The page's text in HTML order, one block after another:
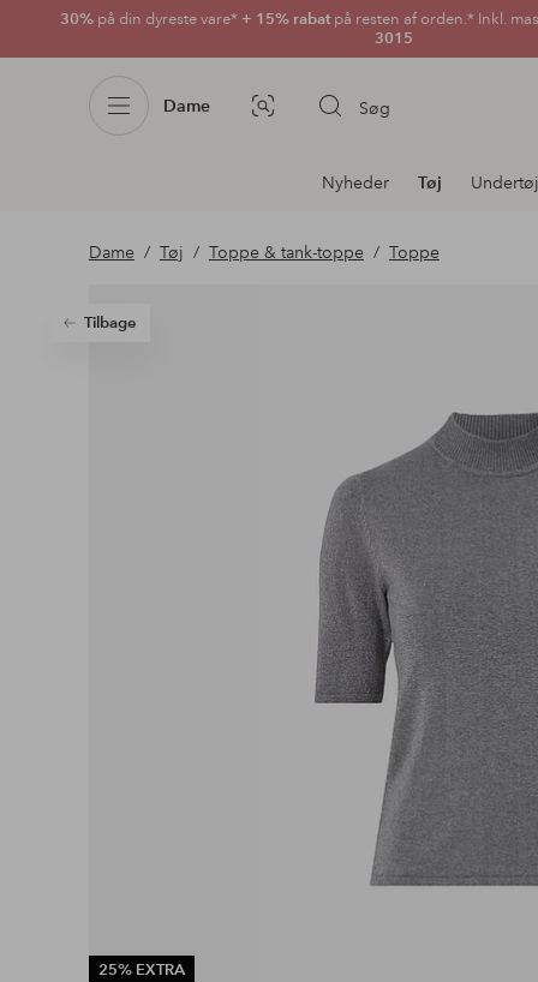
30% på din dyreste vare* + 15% rabatpå resten af orden.* Inkl.
3015
Dame Billedsøgning Søg
Afdelningsnavigation
Nyheder Tøj Undertøj
Dame Tøj Toppe & tank-toppe Toppe
Tilbage
25% EXTRA